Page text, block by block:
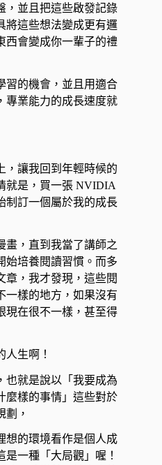
，並且把這些啟發記錄
將這些想法變成更有邏
西會變成你一輩子的禮
習的機會，並且用適合
專業能力的成長速度就
，讓我回到年輕時候的
就是，買一張 NVIDIA
制訂一個屬於我的成長
畫，直到我當了講師之
始培養閱讀習慣。而多
章，我才發現，這些閱
一樣的地方，如果沒有
現在很不一樣，甚至得
人生啊！
也就是說以「我要成為
麼樣的事情」這些對於
劃，
想的環境看作是個人成
一種「大局觀」喔！